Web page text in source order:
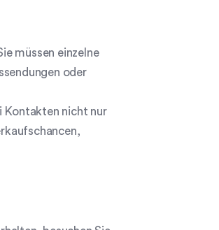
müssen einzelne
oder
Kontakten nicht nur